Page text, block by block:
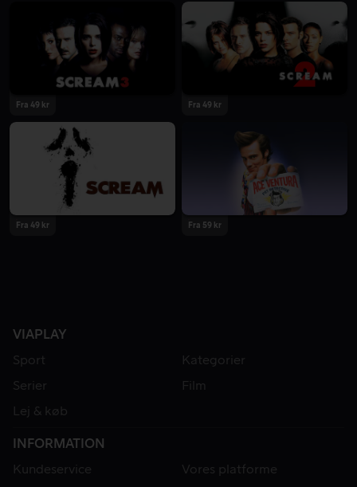
Fra 49 kr Fra 49 kr
Fra 49 kr Fra 59 kr
VIAPLAY
Sport
Kategorier
Serier
Film
Lej & køb
INFORMATION
Kundeservice
Vores platforme